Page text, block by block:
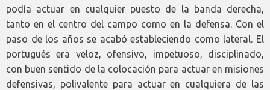
podía actuar en cualquier puesto de la banda derecha,
tanto en el centro del campo como en la defensa. Con el
paso de los años se acabó estableciendo como lateral. El
portugués era veloz, ofensivo, impetuoso, disciplinado,
con buen sentido de la colocación para actuar en misiones
defensivas, polivalente para actuar en cualquiera de las